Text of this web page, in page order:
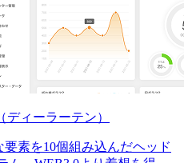
ディーラーテン）
素を10個組み込んだヘッド